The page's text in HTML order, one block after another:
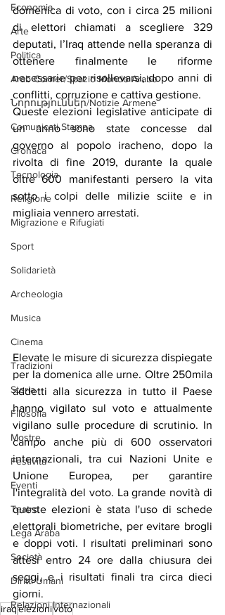
Economia
Arte
Politica
Arab Corner/Spazio Mondo Arabo
Նորություններ/Notizie Armene
Comunicati Stampa
Cronaca
Tecnologia
Religione
Migrazione e Rifugiati
Sport
Solidarietà
Archeologia
Musica
Cinema
Tradizioni
Storia
Filosofia
Mostre
Festività
Eventi
Teatro
Lega Araba
Società
Diritti Umani
Relazioni Internazionali
domenica di voto, con i circa 25 milioni
di elettori chiamati a scegliere 329
deputati, l’Iraq attende nella speranza di
ottenere finalmente le riforme
necessarie per risollevarsi, dopo anni di
conflitti, corruzione e cattiva gestione.
Queste elezioni legislative anticipate di
un anno sono state concesse dal
governo al popolo iracheno, dopo la
rivolta di fine 2019, durante la quale
oltre 600 manifestanti persero la vita
sotto i colpi delle milizie sciite e in
migliaia vennero arrestati.
Elevate le misure di sicurezza dispiegate
per la domenica alle urne. Oltre 250mila
addetti alla sicurezza in tutto il Paese
hanno vigilato sul voto e attualmente
vigilano sulle procedure di scrutinio. In
campo anche più di 600 osservatori
internazionali, tra cui Nazioni Unite e
Unione Europea, per garantire
l'integralità del voto. La grande novità di
queste elezioni è stata l'uso di schede
elettorali biometriche, per evitare brogli
e doppi voti. I risultati preliminari sono
attesi entro 24 ore dalla chiusura dei
seggi, e i risultati finali tra circa dieci
giorni.
iraqelezionivoto